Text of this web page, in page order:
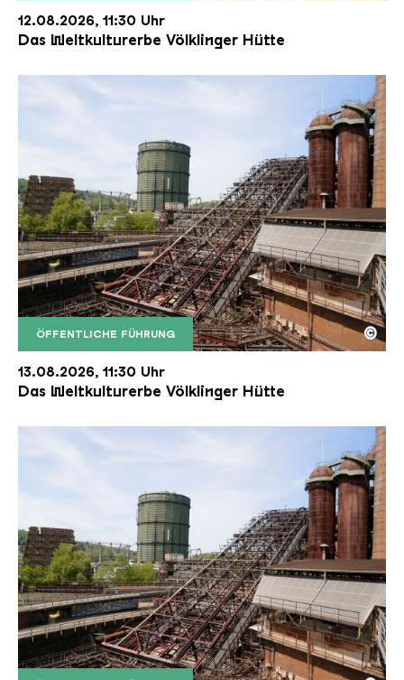
12.08.2026, 11:30 Uhr
Das Weltkulturerbe Völklinger Hütte
ÖFFENTLICHE FÜHRUNG
Der Erzschrägaufzug der Völklinger Hütte mit
Copyright: Weltkulturerbe Völklinger Hütte | Karl
©
13.08.2026, 11:30 Uhr
Das Weltkulturerbe Völklinger Hütte